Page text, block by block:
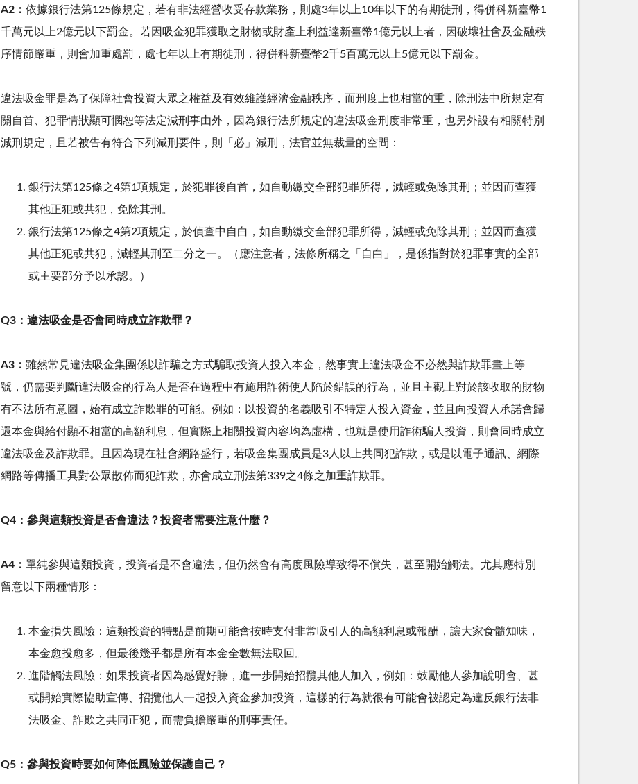
A2： 依據銀行法第125條規定，若有非法經營收受存款業務，則處3年以上10年以下的有期徒刑，得併科新臺幣1
千萬元以上2億元以下罰金。若因吸金犯罪獲取之財物或財產上利益達新臺幣1億元以上者，因破壞社會及金融秩
序情節嚴重，則會加重處罰，處七年以上有期徒刑，得併科新臺幣2千5百萬元以上5億元以下罰金。
違法吸金罪是為了保障社會投資大眾之權益及有效維護經濟金融秩序，而刑度上也相當的重，除刑法中所規定有
關自首、犯罪情狀顯可憫恕等法定減刑事由外，因為銀行法所規定的違法吸金刑度非常重，也另外設有相關特別
減刑規定，且若被告有符合下列減刑要件，則「必」減刑，法官並無裁量的空間：
銀行法第125條之4第1項規定，於犯罪後自首，如自動繳交全部犯罪所得，減輕或免除其刑；並因而查獲
其他正犯或共犯，免除其刑。
銀行法第125條之4第2項規定，於偵查中自白，如自動繳交全部犯罪所得，減輕或免除其刑；並因而查獲
其他正犯或共犯，減輕其刑至二分之一。（應注意者，法條所稱之「自白」，是係指對於犯罪事實的全部
或主要部分予以承認。）
Q3：違法吸金是否會同時成立詐欺罪？
A3： 雖然常見違法吸金集團係以詐騙之方式騙取投資人投入本金，然事實上違法吸金不必然與詐欺罪畫上等
號，仍需要判斷違法吸金的行為人是否在過程中有施用詐術使人陷於錯誤的行為，並且主觀上對於該收取的財物
有不法所有意圖，始有成立詐欺罪的可能。例如：以投資的名義吸引不特定人投入資金，並且向投資人承諾會歸
還本金與給付顯不相當的高額利息，但實際上相關投資內容均為虛構，也就是使用詐術騙人投資，則會同時成立
違法吸金及詐欺罪。且因為現在社會網路盛行，若吸金集團成員是3人以上共同犯詐欺，或是以電子通訊、網際
網路等傳播工具對公眾散佈而犯詐欺，亦會成立刑法第339之4條之加重詐欺罪。
Q4： 參與這類投資是否會違法？投資者需要注意什麼？
A4： 單純參與這類投資，投資者是不會違法，但仍然會有高度風險導致得不償失，甚至開始觸法。尤其應特別
留意以下兩種情形：
本金損失風險：這類投資的特點是前期可能會按時支付非常吸引人的高額利息或報酬，讓大家食髓知味，
本金愈投愈多，但最後幾乎都是所有本金全數無法取回。
進階觸法風險：如果投資者因為感覺好賺，進一步開始招攬其他人加入，例如：鼓勵他人參加說明會、甚
或開始實際協助宣傳、招攬他人一起投入資金參加投資，這樣的行為就很有可能會被認定為違反銀行法非
法吸金、詐欺之共同正犯，而需負擔嚴重的刑事責任。
Q5：參與投資時要如何降低風險並保護自己？